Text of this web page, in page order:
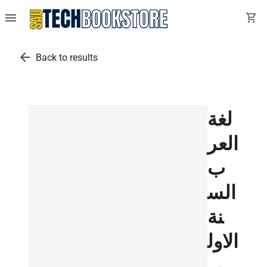
menu shopping_cart
arrow_back Back to results
لغة
العر
ب
الس
نة
الاول